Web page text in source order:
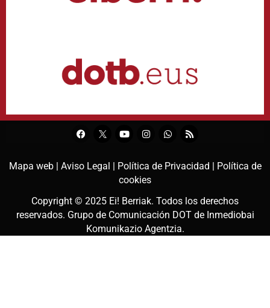
Mapa web | Aviso Legal | Política de Privacidad |
Política de
cookies
Copyright © 2025 Ei! Berriak. Todos los derechos
reservados. Grupo de Comunicación DOT de Inmediobai
Komunikazio Agentzia.